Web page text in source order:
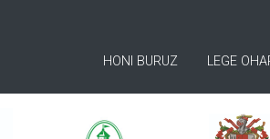
HONI BURUZ LEGE